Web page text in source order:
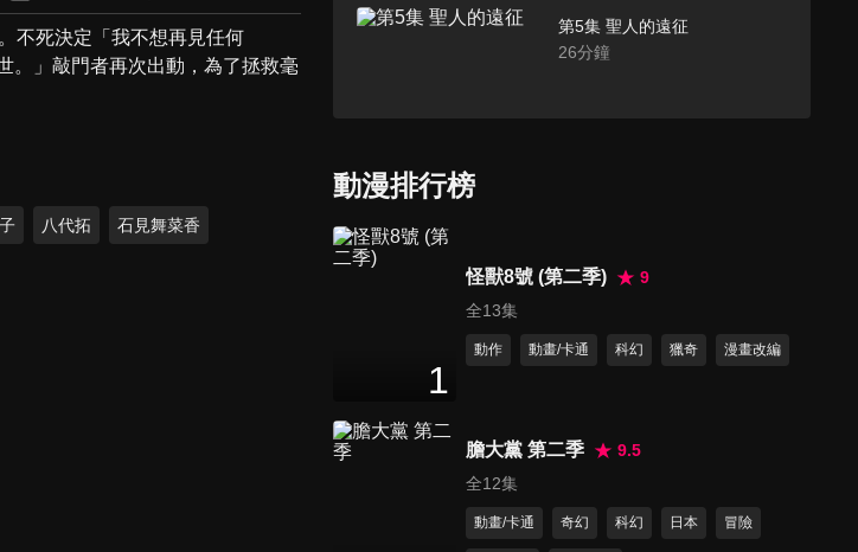
不死決定「我不想再見任何
。」敲門者再次出動，為了拯救毫
八代拓 石見舞菜香
第5集 聖人的遠征
26分鐘
第7集 懲罰與饒恕
26分鐘
26分鐘
動漫排行榜
1
怪獸8號 (第二季)
9
全13集
動作 動畫/卡通 科幻 獵奇 漫畫改編
膽大黨 第二季
9.5
全12集
動畫/卡通 奇幻 科幻 日本 冒險